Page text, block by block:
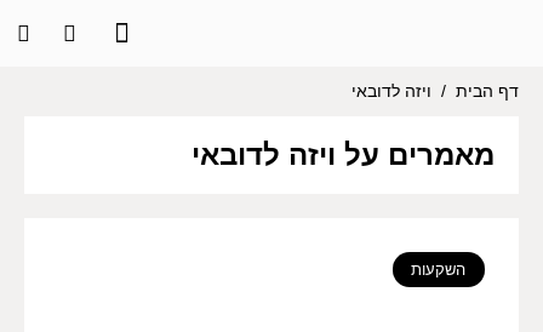
דף הבית / ויזה לדובאי
מאמרים על ויזה לדובאי
השקעות